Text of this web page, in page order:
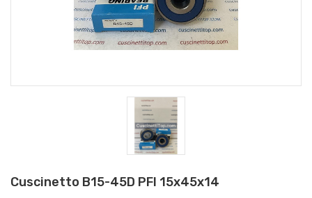
Cuscinetto B15-45D PFI 15x45x14